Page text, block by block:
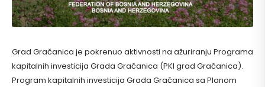
Grad Gračanica je pokrenuo aktivnosti na ažuriranju Programa
kapitalnih investicija Grada Gračanica (PKI grad Gračanica).
Program kapitalnih investicija Grada Gračanica sa Planom